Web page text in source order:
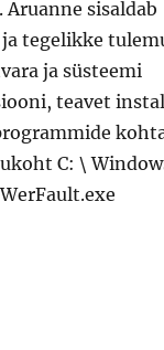
Aruanne sisaldab
tegelikke
ja süsteemi
teavet
C: \